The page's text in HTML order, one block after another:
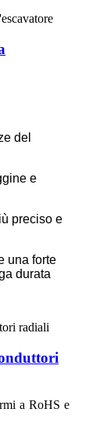
del
e
preciso e
una forte
durata
a RoHS e